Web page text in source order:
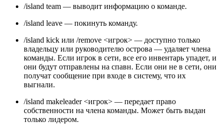
/island team — выводит информацию о команде.
/island leave — покинуть команду.
/island kick или /remove <игрок> — доступно только
владельцу или руководителю острова — удаляет члена
команды. Если игрок в сети, все его инвентарь упадет, и
они будут отправлены на спавн. Если они не в сети, они
получат сообщение при входе в систему, что их
выгнали.
/island makeleader <игрок> — передает право
собственности на члена команды. Может быть выдан
только лидером.